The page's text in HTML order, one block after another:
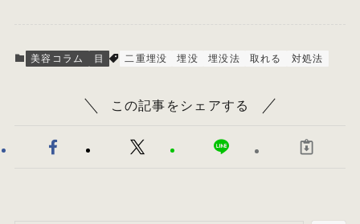
美容コラム 目 二重埋没 埋没 埋没法 取れる 対処法
この記事をシェアする